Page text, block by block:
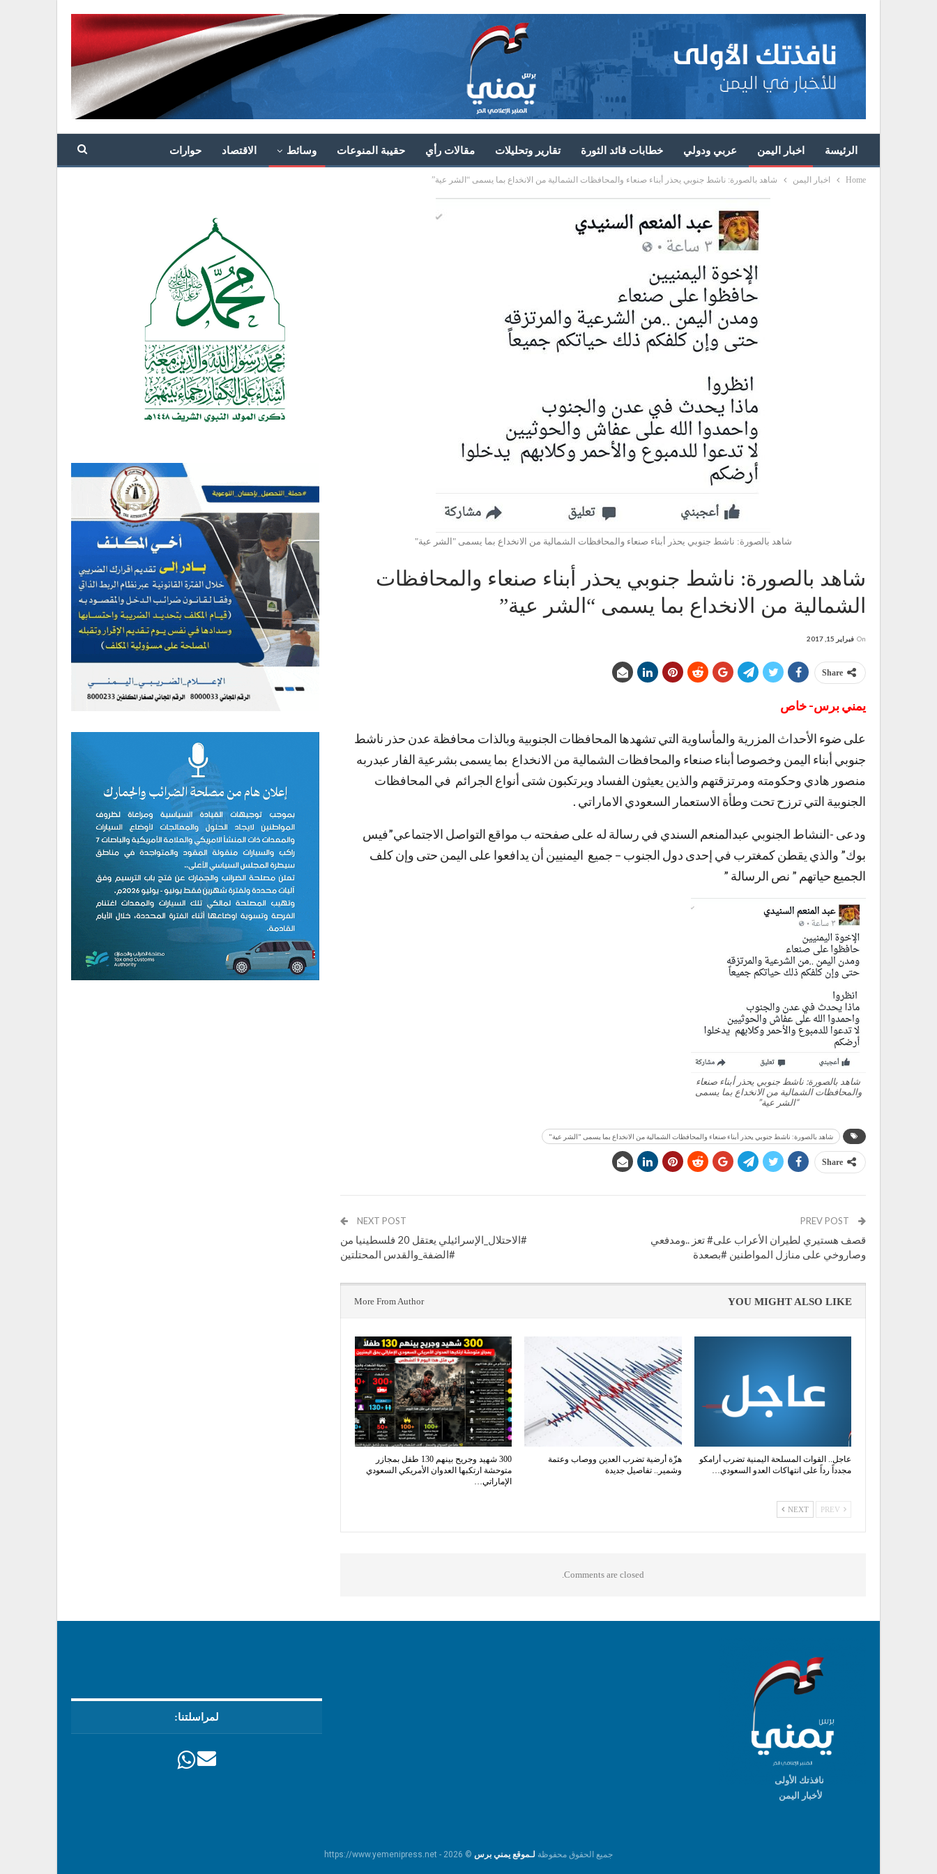
الرئيسة اخبار اليمن عربي ودولي خطابات قائد الثورة تقارير وتحليلات مقالات رأي حقيبة المنوعات وسائط الاقتصاد حوارات
Home اخبار اليمن شاهد بالصورة: ناشط جنوبي يحذر أبناء صنعاء والمحافظات الشمالية من الانخداع بما يسمى “الشر عية”
شاهد بالصورة: ناشط جنوبي يحذر أبناء صنعاء والمحافظات الشمالية من الانخداع بما يسمى "الشر عية"
شاهد بالصورة: ناشط جنوبي يحذر أبناء صنعاء والمحافظات
الشمالية من الانخداع بما يسمى “الشر عية”
On فبراير 15, 2017
Share
يمني برس- خاص
على ضوء الأحداث المزرية والمأساوية التي تشهدها المحافظات الجنوبية وبالذات محافظة عدن حذر ناشط
جنوبي أبناء اليمن وخصوصا أبناء صنعاء والمحافظات الشمالية من الانخداع بما يسمى بشرعية الفار عبدربه
منصور هادي وحكومته ومرتزقتهم والذين يعيثون الفساد ويرتكبون شتى أنواع الجرائم في المحافظات
الجنوبية التي ترزح تحت وطأة الاستعمار السعودي الاماراتي .
ودعى -النشاط الجنوبي عبدالمنعم السندي في رسالة له على صفحته ب مواقع التواصل الاجتماعي”فيس
بوك” والذي يقطن كمغترب في إحدى دول الجنوب – جميع اليمنيين أن يدافعوا على اليمن حتى وإن كلف
الجميع حياتهم ” نص الرسالة ”
شاهد بالصورة: ناشط جنوبي يحذر أبناء صنعاء
والمحافظات الشمالية من الانخداع بما يسمى
“الشر عية”
شاهد بالصورة: ناشط جنوبي يحذر أبناء صنعاء والمحافظات الشمالية من الانخداع بما يسمى "الشر عية"
Share
قصف هستيري لطيران الأعراب على# تعز ..ومدفعي
وصاروخي على منازل المواطنين #بصعدة
NEXT POST
#الاحتلال_الإسرائيلي يعتقل 20 فلسطينيا من
#الضفة_والقدس المحتلتين
YOU MIGHT ALSO LIKE
More From Author
عاجل.. القوات المسلحة اليمنية تضرب أرامكو
مجدداً رداً على انتهاكات العدو السعودي…
هزّة أرضية تضرب العدين ووصاب وعتمة
وشمير.. تفاصيل جديدة
300 شهيد وجريح بينهم 130 طفل بمجازر
متوحشة ارتكبها العدوان الأمريكي السعودي
الإماراتي…
NEXT
Comments are closed.
نافذتك الأولى
لأخبار اليمن
لمراسلتنا:
جميع الحقوق محفوظة لـموقع يمني برس © https://www.yemenipress.net - 2026